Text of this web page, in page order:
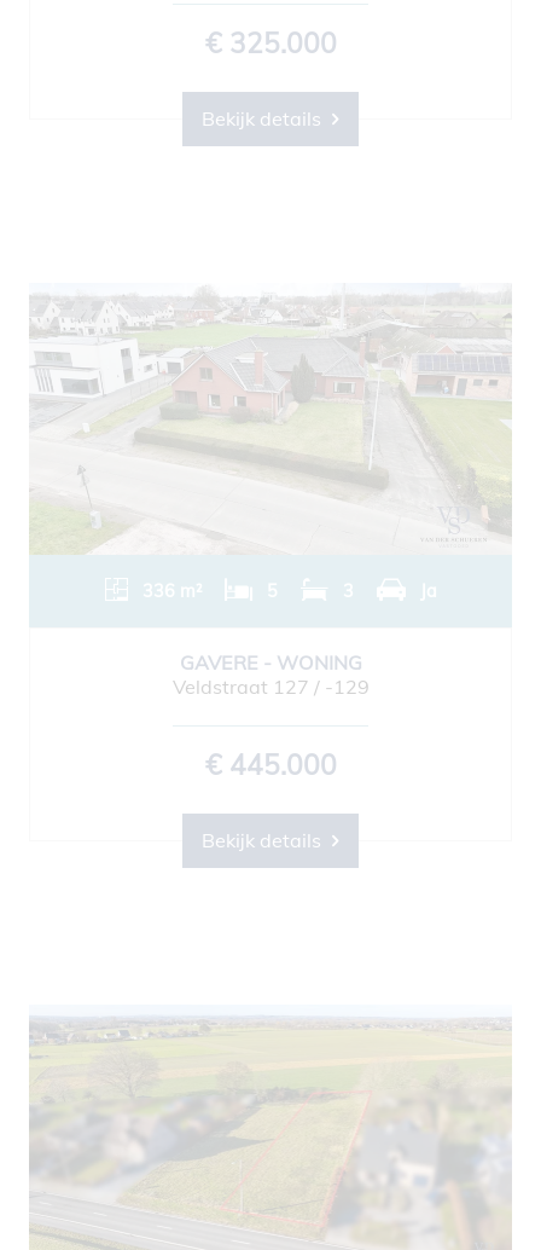
€ 325.000
Bekijk details
336 m² 5 3 Ja
GAVERE - WONING
Veldstraat 127 / -129
€ 445.000
Bekijk details